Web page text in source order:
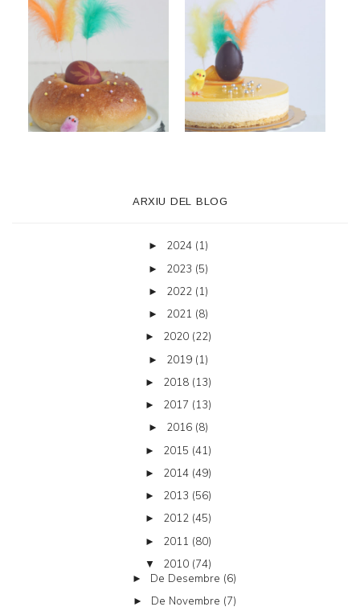
ARXIU DEL BLOG
► 2024 (1)
► 2023 (5)
► 2022 (1)
► 2021 (8)
► 2020 (22)
► 2019 (1)
► 2018 (13)
► 2017 (13)
► 2016 (8)
► 2015 (41)
► 2014 (49)
► 2013 (56)
► 2012 (45)
► 2011 (80)
▼ 2010 (74)
► De Desembre (6)
► De Novembre (7)